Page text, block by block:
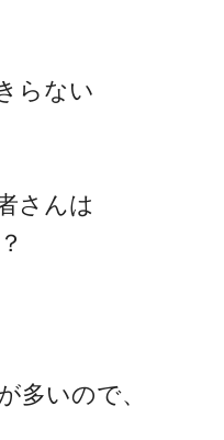
らない
さんは
多いので、